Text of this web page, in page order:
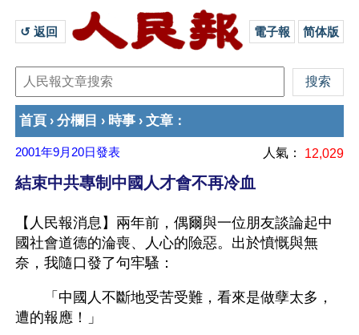
↺ 返回 電子報 简体版
首頁 › 分欄目 › 時事 › 文章 ：
2001年9月20日發表 人氣： 12,029
結束中共專制中國人才會不再冷血
【人民報消息】兩年前，偶爾與一位朋友談論起中
國社會道德的淪喪、人心的險惡。出於憤慨與無
奈，我隨口發了句牢騷：
「中國人不斷地受苦受難，看來是做孽太多，
遭的報應！」